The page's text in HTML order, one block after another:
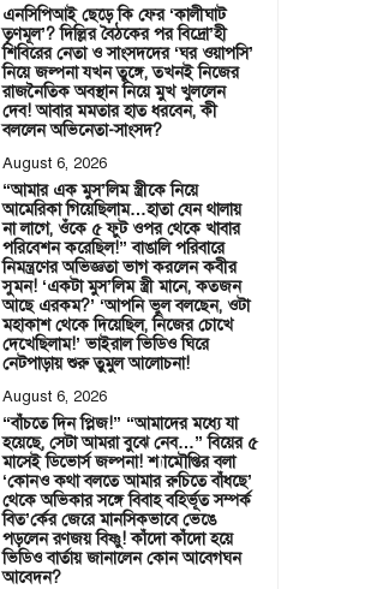
এনসিপিআই ছেড়ে কি ফের ‘কালীঘাট
তৃণমূল’? দিল্লির বৈঠকের পর বিদ্রো’হী
শিবিরের নেতা ও সাংসদদের ‘ঘর ওয়াপসি’
নিয়ে জল্পনা যখন তুঙ্গে, তখনই নিজের
রাজনৈতিক অবস্থান নিয়ে মুখ খুললেন
দেব! আবার মমতার হাত ধরবেন, কী
বললেন অভিনেতা-সাংসদ?
August 6, 2026
“আমার এক মুস’লিম স্ত্রীকে নিয়ে
আমেরিকা গিয়েছিলাম…হাতা যেন থালায়
না লাগে, ওঁকে ৫ ফুট ওপর থেকে খাবার
পরিবেশন করেছিল!” বাঙালি পরিবারে
নিমন্ত্রণের অভিজ্ঞতা ভাগ করলেন কবীর
সুমন! ‘একটা মুস’লিম স্ত্রী মানে, কতজন
আছে এরকম?’ ‘আপনি ভুল বলছেন, ওটা
মহাকাশ থেকে দিয়েছিল, নিজের চোখে
দেখেছিলাম!’ ভাইরাল ভিডিও ঘিরে
নেটপাড়ায় শুরু তুমুল আলোচনা!
August 6, 2026
“বাঁচতে দিন প্লিজ!” “আমাদের মধ্যে যা
হয়েছে, সেটা আমরা বুঝে নেব…” বিয়ের ৫
মাসেই ডিভোর্স জল্পনা! শ্যামৌপ্তির বলা
‘কোনও কথা বলতে আমার রুচিতে বাঁধছে’
থেকে অভিকার সঙ্গে বিবাহ বহির্ভূত সম্পর্ক
বিত’র্কের জেরে মানসিকভাবে ভেঙে
পড়লেন রণজয় বিষ্ণু! কাঁদো কাঁদো হয়ে
ভিডিও বার্তায় জানালেন কোন আবেগঘন
আবেদন?